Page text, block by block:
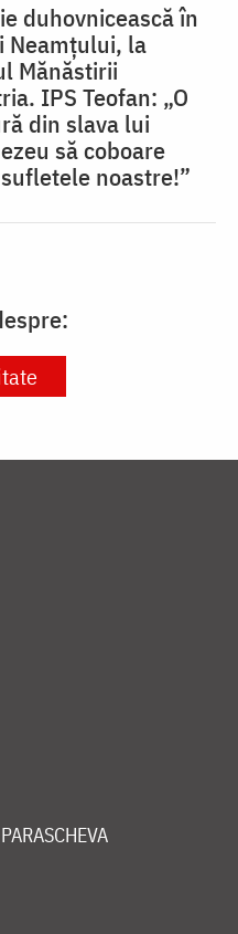
duhovnicească în
Neamțului, la
Mănăstirii
IPS Teofan: „O
din slava lui
să coboare
noastre!”